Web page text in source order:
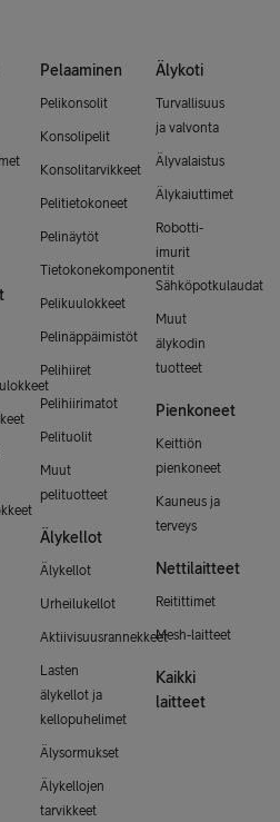
Pelaaminen
Pelikonsolit
Konsolipelit
Konsolitarvikkeet
Pelitietokoneet
Pelinäytöt
Tietokonekomponentit
Pelikuulokkeet
Pelinäppäimistöt
Pelihiiret
Pelihiirimatot
Pelituolit
Muut
pelituotteet
Älykellot
Älykellot
Urheilukellot
Aktiivisuusrannekkeet
Lasten
älykellot ja
kellopuhelimet
Älysormukset
Älykellojen
tarvikkeet
Älykoti
Turvallisuus
ja valvonta
Älyvalaistus
Älykaiuttimet
Robotti-
imurit
Sähköpotkulaudat
Muut
älykodin
tuotteet
Pienkoneet
Keittiön
pienkoneet
Kauneus ja
terveys
Nettilaitteet
Reitittimet
Mesh-laitteet
Kaikki
laitteet